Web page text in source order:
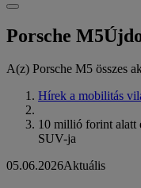
Porsche M5
A(z) Porsche M5 összes
Hírek a mobilitás
10 millió forint alatt
SUV-ja
05.06.2026Aktuális